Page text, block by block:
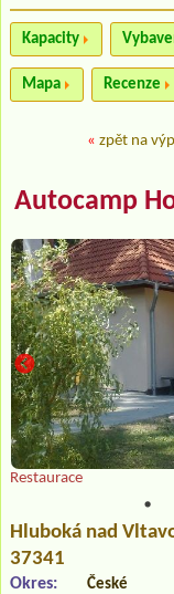
Kapacity
Mapa Recenze
« zpět na
Autocamp
Restaurace
Hluboká nad
37341
Okres:
České